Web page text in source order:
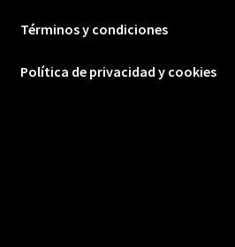
Términos y condiciones
Política de privacidad y cookies